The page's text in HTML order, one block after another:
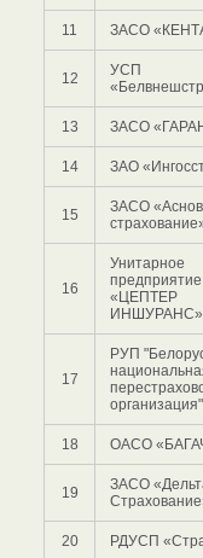
11 ЗАСО
12
УСП
13 ЗАСО
14 ЗАО
15
ЗАСО
16
Унитарное
предприятие
«ЦЕПТЕР
17
РУП
организация"
18 ОАСО
19
ЗАСО
20 РДУСП